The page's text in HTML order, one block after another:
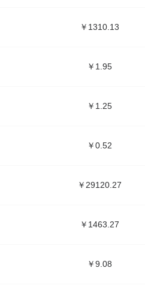
￥1310.13
￥1.95
￥1.25
￥0.52
￥29120.27
￥1463.27
￥9.08